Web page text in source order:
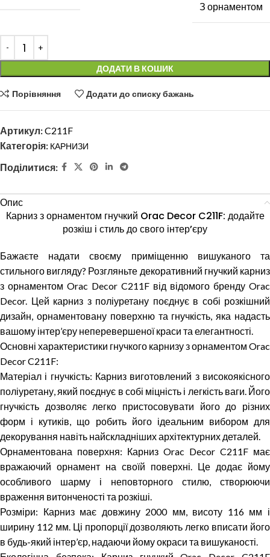
З орнаментом
ДОДАТИ В КОШИК
Порівняння Додати до списку бажань
Артикул:C211F
Категорія: КАРНИЗИ
Поділитися:
Опис
Карниз з орнаментом гнучкий Orac Decor C211F: додайте
розкіш і стиль до свого інтер’єру
Бажаєте надати своєму приміщенню вишуканого та
стильного вигляду? Розгляньте декоративний гнучкий карниз
з орнаментом Orac Decor C211F від відомого бренду Orac
Decor. Цей карниз з поліуретану поєднує в собі розкішний
дизайн, орнаментовану поверхню та гнучкість, яка надасть
вашому інтер’єру неперевершеної краси та елегантності.
Основні характеристики гнучкого карнизу з орнаментом Orac
Decor C211F:
Матеріал і гнучкість: Карниз виготовлений з високоякісного
поліуретану, який поєднує в собі міцність і легкість ваги. Його
гнучкість дозволяє легко пристосовувати його до різних
форм і кутиків, що робить його ідеальним вибором для
декорування навіть найскладніших архітектурних деталей.
Орнаментована поверхня: Карниз Orac Decor C211F має
вражаючий орнамент на своїй поверхні. Це додає йому
особливого шарму і неповторного стилю, створюючи
враження витонченості та розкіші.
Розміри: Карниз має довжину 2000 мм, висоту 116 мм і
ширину 112 мм. Ці пропорції дозволяють легко вписати його
в будь-який інтер’єр, надаючи йому окраси та вишуканості.